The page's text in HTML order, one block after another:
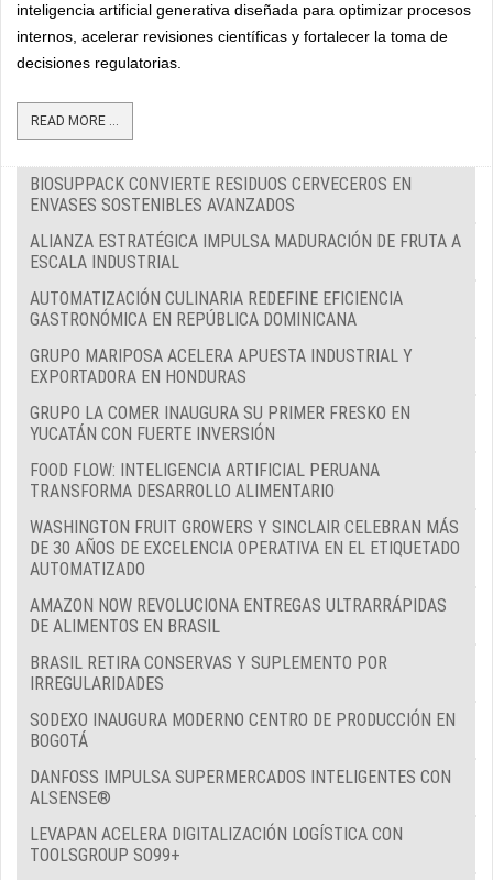
inteligencia artificial generativa diseñada para optimizar procesos
internos, acelerar revisiones científicas y fortalecer la toma de
decisiones regulatorias.
READ MORE ...
BIOSUPPACK CONVIERTE RESIDUOS CERVECEROS EN
ENVASES SOSTENIBLES AVANZADOS
ALIANZA ESTRATÉGICA IMPULSA MADURACIÓN DE FRUTA A
ESCALA INDUSTRIAL
AUTOMATIZACIÓN CULINARIA REDEFINE EFICIENCIA
GASTRONÓMICA EN REPÚBLICA DOMINICANA
GRUPO MARIPOSA ACELERA APUESTA INDUSTRIAL Y
EXPORTADORA EN HONDURAS
GRUPO LA COMER INAUGURA SU PRIMER FRESKO EN
YUCATÁN CON FUERTE INVERSIÓN
FOOD FLOW: INTELIGENCIA ARTIFICIAL PERUANA
TRANSFORMA DESARROLLO ALIMENTARIO
WASHINGTON FRUIT GROWERS Y SINCLAIR CELEBRAN MÁS
DE 30 AÑOS DE EXCELENCIA OPERATIVA EN EL ETIQUETADO
AUTOMATIZADO
AMAZON NOW REVOLUCIONA ENTREGAS ULTRARRÁPIDAS
DE ALIMENTOS EN BRASIL
BRASIL RETIRA CONSERVAS Y SUPLEMENTO POR
IRREGULARIDADES
SODEXO INAUGURA MODERNO CENTRO DE PRODUCCIÓN EN
BOGOTÁ
DANFOSS IMPULSA SUPERMERCADOS INTELIGENTES CON
ALSENSE®
LEVAPAN ACELERA DIGITALIZACIÓN LOGÍSTICA CON
TOOLSGROUP SO99+